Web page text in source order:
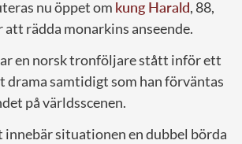
nu öppet om kung Harald, 88,
att rädda monarkins anseende.
en norsk tronföljare stått inför ett
drama samtidigt som han förväntas
på världsscenen.
situationen en dubbel börda